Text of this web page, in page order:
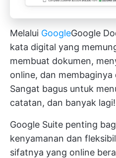
Melalui GoogleGoogle
kata digital yang
membuat dokumen,
online, dan
Sangat bagus untuk
catatan, dan banyak lagi!
Google Suite penting
kenyamanan dan
sifatnya yang online